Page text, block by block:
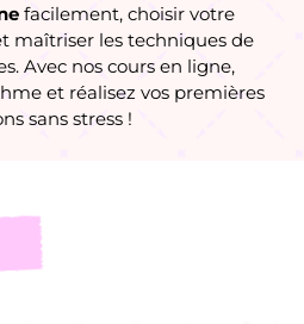
facilement, choisir votre
maîtriser les techniques de
Avec nos cours en ligne,
et réalisez vos premières
sans stress !